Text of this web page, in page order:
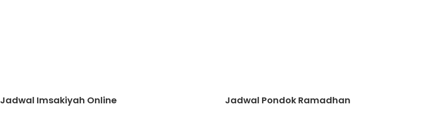
Jadwal Imsakiyah Online Jadwal Pondok Ramadhan